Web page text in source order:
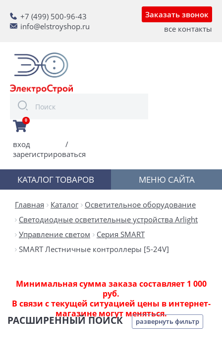
+7 (499) 500-96-43
info@elstroyshop.ru
Заказать звонок
все контакты
0
вход
/
зарегистрироваться
КАТАЛОГ ТОВАРОВ МЕНЮ САЙТА
Главная Каталог
Осветительное оборудование
Светодиодные осветительные устройства Arlight
Управление светом
Серия SMART
SMART Лестничные контроллеры [5-24V]
Минимальная сумма заказа составляет 1 000
руб.
В связи с текущей ситуацией цены в интернет-
магазине могут меняться.
РАСШИРЕННЫЙ ПОИСК развернуть фильтр